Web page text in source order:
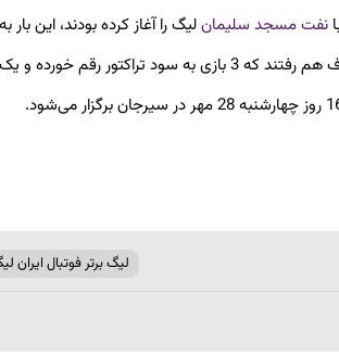
نفت مسجد سلیمانلیگ را آغاز کرده بودند، این
لیگ برتر فوتبال ایران